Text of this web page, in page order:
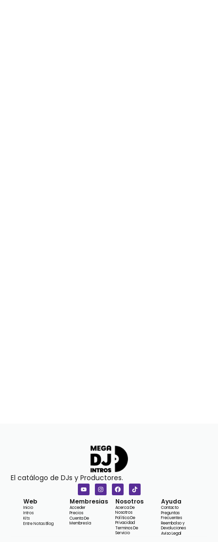
El catálogo de DJs y Productores.
Web
Inicio
Intros
Kits
Entre Notas Blog
Membresias
Acceder
Precios
Cuenta De
Membresía
Nosotros
Acerca De
Nosotros
Política De
Privacidad
Terminos De
Servicio
Ayuda
Contacto
Preguntas
Frecuentes
Reembolso y
Devoluciones
Aviso Legal